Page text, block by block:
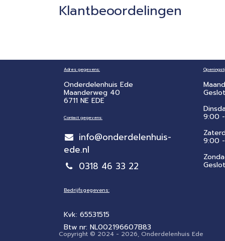
Klantbeoordelingen
Adres gegevens:
Onderdelenhuis Ede
Maanderweg 40
6711 NE EDE
Contact gegevens:
info@onderdelenhuis-
ede.nl
0318 46 33 22
Bedrijfsgegevens:
Kvk: 65531515
Btw nr: NL002196607B83
9:00
​9:00
Copyright © 2024 - 2026, Onderdelenhuis Ede